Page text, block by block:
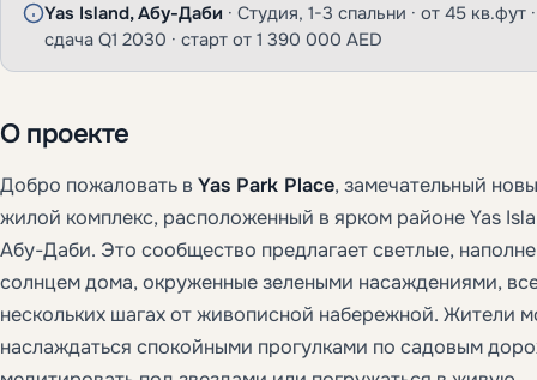
Yas Island, Абу-Даби · Студия, 1-3 спальни · от 45 кв.фут ·
сдача Q1 2030 · старт от 1 390 000 AED
О проекте
Добро пожаловать в Yas Park Place, замечательный
жилой комплекс, расположенный в ярком районе Yas
Абу-Даби. Это сообщество предлагает светлые,
солнцем дома, окруженные зелеными насаждениями,
нескольких шагах от живописной набережной. Жители
наслаждаться спокойными прогулками по садовым